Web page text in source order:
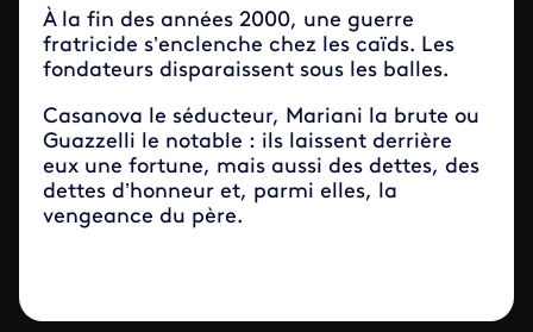
À la fin des années 2000, une guerre
fratricide s’enclenche chez les caïds. Les
fondateurs disparaissent sous les balles.
Casanova le séducteur, Mariani la brute ou
Guazzelli le notable : ils laissent derrière
eux une fortune, mais aussi des dettes, des
dettes d’honneur et, parmi elles, la
vengeance du père.